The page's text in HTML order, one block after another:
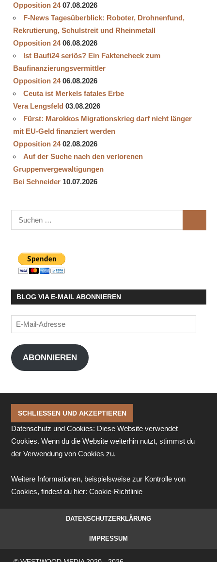
Opposition 24 07.08.2026
F-News Tagesüberblick: Roboter, Drohnenfund,
Rekrutierung, Schulstreit und Rheinmetall
Opposition 24 06.08.2026
Ist Baufi24 seriös? Ein Faktencheck zum
Baufinanzierungsvermittler
Opposition 24 06.08.2026
Ceuta ist Merkels fatales Erbe
Vera Lengsfeld 03.08.2026
Fürst: Marokkos Migrationskrieg darf nicht länger
mit EU-Geld finanziert werden
Opposition 24 02.08.2026
Auf der Suche nach den verlorenen
Gruppenvergewaltigungen
Bei Schneider 10.07.2026
Suchen
nach:
BLOG VIA E-MAIL ABONNIEREN
E-
Mail-
Adresse
ABONNIEREN
Datenschutz und Cookies: Diese Website verwendet
Cookies. Wenn du die Website weiterhin nutzt, stimmst du
der Verwendung von Cookies zu.
Weitere Informationen, beispielsweise zur Kontrolle von
Cookies, findest du hier: Cookie-Richtlinie
DATENSCHUTZERKLÄRUNG
IMPRESSUM